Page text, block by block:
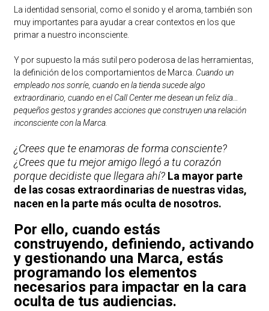
La identidad sensorial, como el sonido y el aroma, también son
muy importantes para ayudar a crear contextos en los que
primar a nuestro inconsciente.
Y por supuesto la más sutil pero poderosa de las herramientas,
la definición de los comportamientos de Marca. Cuando un
empleado nos sonríe, cuando en la tienda sucede algo
extraordinario, cuando en el Call Center me desean un feliz día…
pequeños gestos y grandes acciones que construyen una relación
inconsciente con la Marca.
¿Crees que te enamoras de forma consciente?
¿Crees que tu mejor amigo llegó a tu corazón
porque decidiste que llegara ahí? La mayor parte
de las cosas extraordinarias de nuestras vidas,
nacen en la parte más oculta de nosotros.
Por ello, cuando estás
construyendo, definiendo, activando
y gestionando una Marca, estás
programando los elementos
necesarios para impactar en la cara
oculta de tus audiencias.